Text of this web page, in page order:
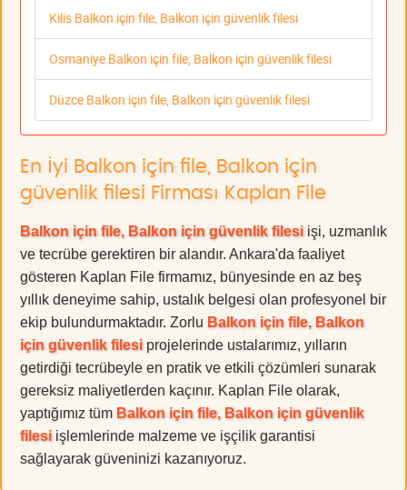
Kilis Balkon için file, Balkon için güvenlik filesi
Osmaniye Balkon için file, Balkon için güvenlik filesi
Düzce Balkon için file, Balkon için güvenlik filesi
En İyi Balkon için file, Balkon için
güvenlik filesi Firması Kaplan File
Balkon için file, Balkon için güvenlik filesi işi, uzmanlık
ve tecrübe gerektiren bir alandır. Ankara'da faaliyet
gösteren Kaplan File firmamız, bünyesinde en az beş
yıllık deneyime sahip, ustalık belgesi olan profesyonel bir
ekip bulundurmaktadır. Zorlu Balkon için file, Balkon
için güvenlik filesi projelerinde ustalarımız, yılların
getirdiği tecrübeyle en pratik ve etkili çözümleri sunarak
gereksiz maliyetlerden kaçınır. Kaplan File olarak,
yaptığımız tüm Balkon için file, Balkon için güvenlik
filesi işlemlerinde malzeme ve işçilik garantisi
sağlayarak güveninizi kazanıyoruz.